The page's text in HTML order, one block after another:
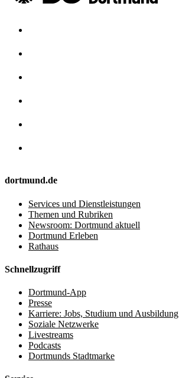
dortmund.de
Services und Dienstleistungen
Themen und Rubriken
Newsroom: Dortmund aktuell
Dortmund Erleben
Rathaus
Schnellzugriff
Dortmund-App
Presse
Karriere: Jobs, Studium und Ausbildung
Soziale Netzwerke
Livestreams
Podcasts
Dortmunds Stadtmarke